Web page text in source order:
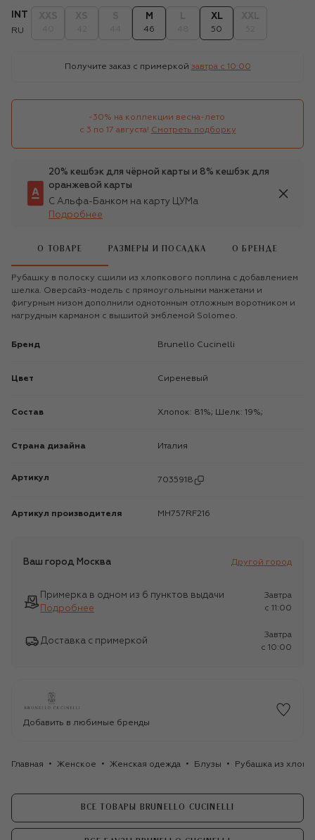
INT
RU
M
46
XL
50
Получите заказ с примеркой завтра c 10:00
-30% на коллекции весна-лето
с 3 по 17 августа! Смотреть подборку
20% кешбэк для чёрной карты и 8% кешбэк для
оранжевой карты
С Альфа-Банком на карту ЦУМа
Подробнее
О ТОВАРЕ РАЗМЕРЫ И ПОСАДКА О БРЕНДЕ
Рубашку в полоску сшили из хлопкового поплина с добавлением
шелка. Оверсайз-модель с прямоугольными манжетами и
фигурным низом дополнили однотонным отложным воротником и
нагрудным карманом с вышитой эмблемой Solomeo.
Бренд Brunello Cucinelli
Цвет Сиреневый
Состав Хлопок: 81%; Шелк: 19%;
Страна дизайна Италия
Артикул 7035918
Артикул производителя MH757RF216
Ваш город Москва Другой город
Примерка в одном из 6 пунктов выдачи
Подробнее
Завтра
c 11:00
Доставка с примеркой
Завтра
c 10:00
Добавить в любимые бренды
Главная Женское Женская одежда Блузы Рубашка из
ВСЕ ТОВАРЫ BRUNELLO CUCINELLI